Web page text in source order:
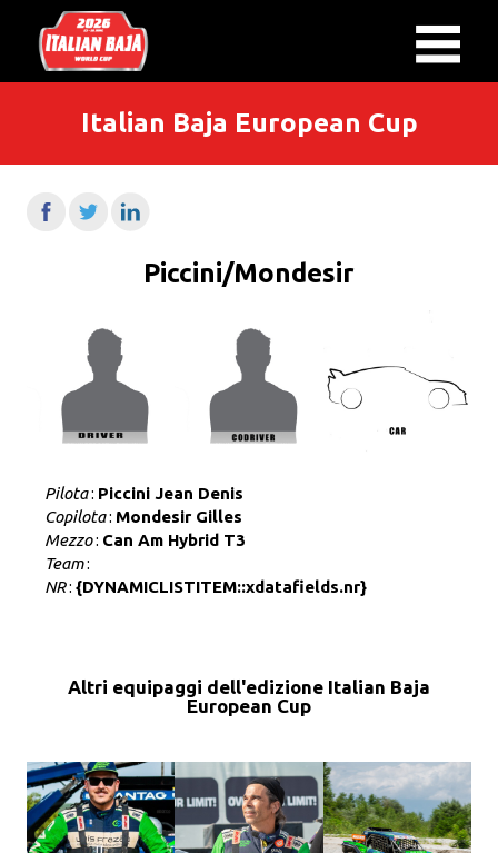
Italian Baja European Cup
Piccini/Mondesir
Pilota: Piccini Jean Denis
Copilota: Mondesir Gilles
Mezzo: Can Am Hybrid T3
Team:
NR: {DYNAMICLISTITEM::xdatafields.nr}
Altri equipaggi dell'edizione Italian Baja
European Cup